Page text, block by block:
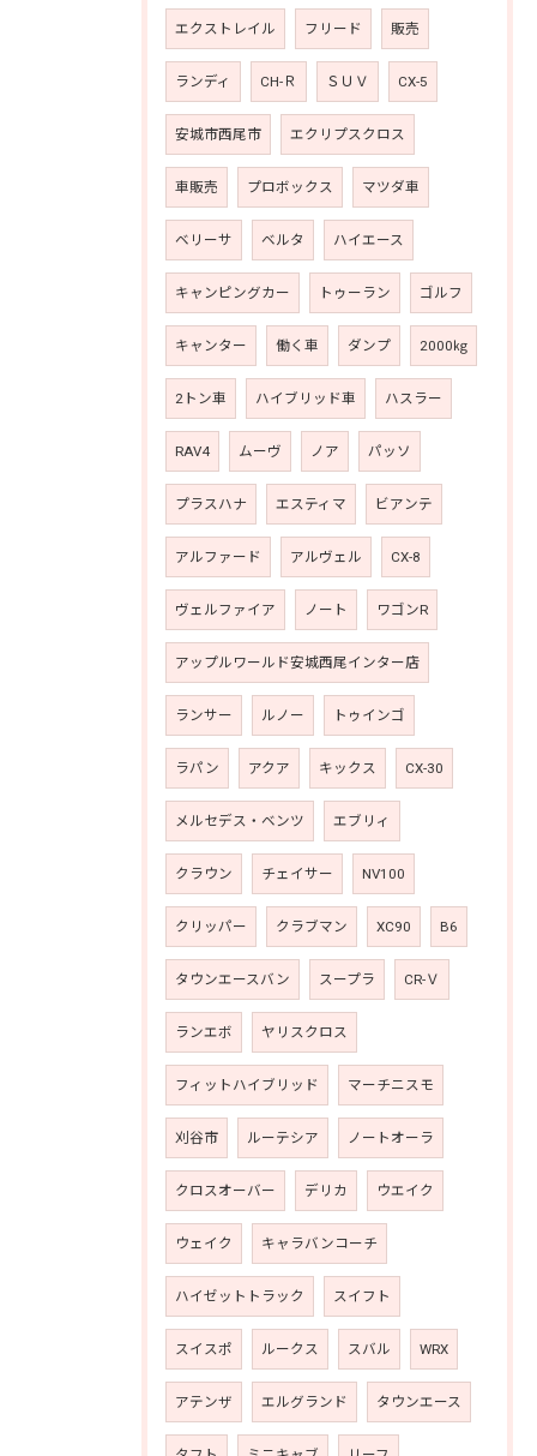
エクストレイル フリード 販売
ランディ CH-Ｒ ＳＵＶ CX-5
安城市西尾市 エクリプスクロス
車販売 プロボックス マツダ車
ベリーサ ベルタ ハイエース
キャンピングカー トゥーラン ゴルフ
キャンター 働く車 ダンプ 2000㎏
2トン車 ハイブリッド車 ハスラー
RAV4 ムーヴ ノア パッソ
プラスハナ エスティマ ビアンテ
アルファード アルヴェル CX-8
ヴェルファイア ノート ワゴンR
アップルワールド安城西尾インター店
ランサー ルノー トゥインゴ
ラパン アクア キックス CX-30
メルセデス・ベンツ エブリィ
クラウン チェイサー NV100
クリッパー クラブマン XC90 B6
タウンエースバン スープラ CR-Ｖ
ランエボ ヤリスクロス
フィットハイブリッド マーチニスモ
刈谷市 ルーテシア ノートオーラ
クロスオーバー デリカ ウエイク
ウェイク キャラバンコーチ
ハイゼットトラック スイフト
スイスポ ルークス スバル WRX
アテンザ エルグランド タウンエース